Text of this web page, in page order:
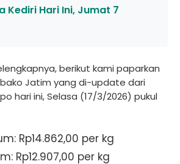
Kediri Hari Ini, Jumat 7
berikut kami paparkan
Jatim yang di-update dari
hari ini, Selasa (17/3/2026) pukul
Rp14.862,00 per kg
Rp12.907,00 per kg